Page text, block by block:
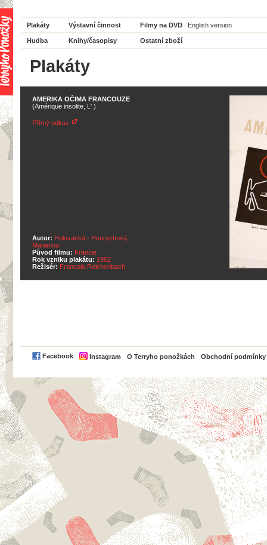
Plakáty Výstavní činnost Filmy na DVD English version
Hudba Knihy/časopisy Ostatní zboží
Plakáty
AMERIKA OČIMA FRANCOUZE
(Amérique insolite, L' )
Přímý odkaz
Autor: Holovacká - Henrychová,
Marianna
Původ filmu: Francie
Rok vzniku plakátu: 1962
Režisér: Francois Reichenbach
Facebook Instagram O Terryho ponožkách Obchodní podmínky
PayPal